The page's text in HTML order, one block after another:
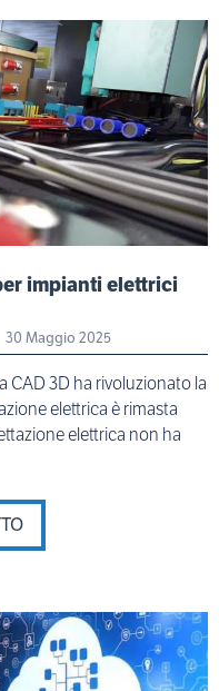
impianti elettrici
30 Maggio 2025
CAD 3D ha rivoluzionato la
elettrica è rimasta
elettrica non ha